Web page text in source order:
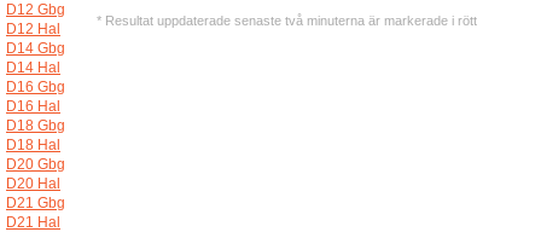
D12 Gbg
D12 Hal
D14 Gbg
D14 Hal
D16 Gbg
D16 Hal
D18 Gbg
D18 Hal
D20 Gbg
D20 Hal
D21 Gbg
D21 Hal
* Resultat uppdaterade senaste två minuterna är markerade i rött